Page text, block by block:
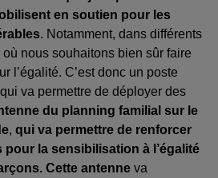
en soutien pour les
. Notamment, dans différents
nous souhaitons bien sûr faire
l’égalité. C’est donc un poste
va permettre de déployer des
du planning familial sur le
, qui va permettre de renforcer
pour la sensibilisation à l’égalité
Cette antenne va